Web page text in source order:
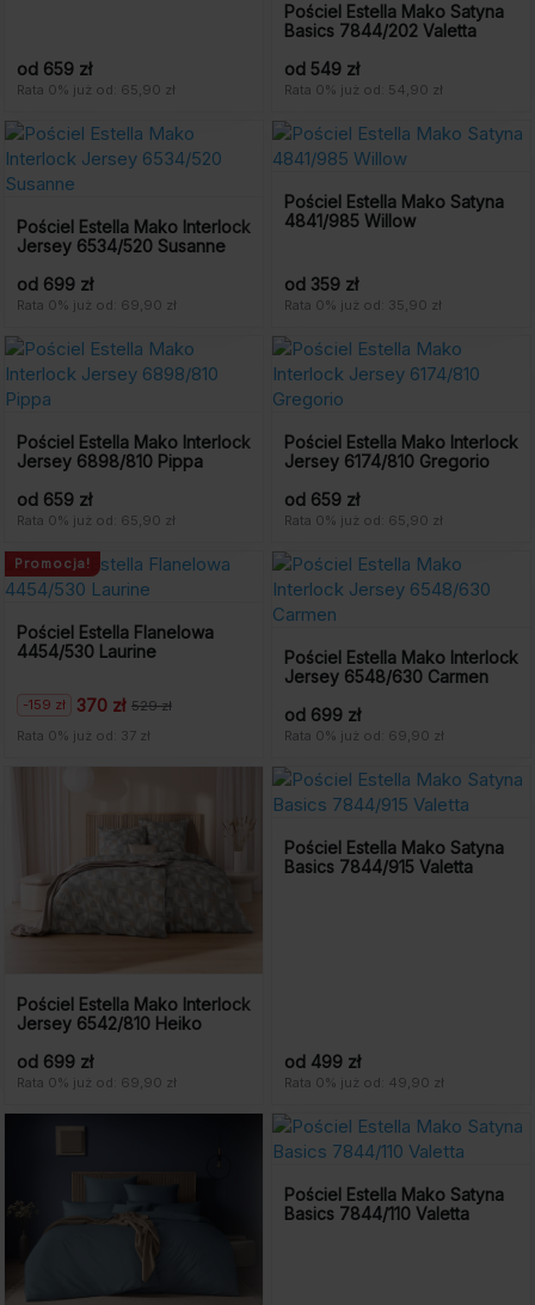
od 659 zł
Rata 0% już od: 65,90 zł
Pościel Estella Mako Satyna
Basics 7844/202 Valetta
od 549 zł
Rata 0% już od: 54,90 zł
Pościel Estella Mako Interlock
Jersey 6534/520 Susanne
od 699 zł
Rata 0% już od: 69,90 zł
Pościel Estella Mako Satyna
4841/985 Willow
od 359 zł
Rata 0% już od: 35,90 zł
Pościel Estella Mako Interlock
Jersey 6898/810 Pippa
od 659 zł
Rata 0% już od: 65,90 zł
Pościel Estella Mako Interlock
Jersey 6174/810 Gregorio
od 659 zł
Rata 0% już od: 65,90 zł
Promocja!
Pościel Estella Flanelowa
4454/530 Laurine
529 zł
Pierwotna
cena
529
370 zł
Aktualna
cena
370
-159 zł
Rata 0% już od: 37 zł
Pościel Estella Mako Interlock
Jersey 6548/630 Carmen
od 699 zł
Rata 0% już od: 69,90 zł
Pościel Estella Mako Interlock
Jersey 6542/810 Heiko
od 699 zł
Rata 0% już od: 69,90 zł
Pościel Estella Mako Satyna
Basics 7844/915 Valetta
od 499 zł
Rata 0% już od: 49,90 zł
Pościel Estella Mako Satyna
Basics 7844/110 Valetta